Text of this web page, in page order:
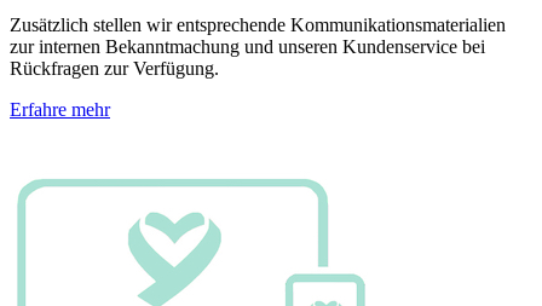
Zusätzlich stellen wir entsprechende Kommunikationsmaterialien
zur internen Bekanntmachung und unseren Kundenservice bei
Rückfragen zur Verfügung.
Erfahre mehr